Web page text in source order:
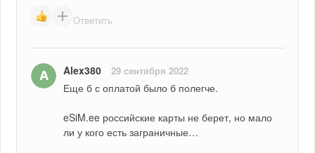
Ответить
Alex380 29 сентября 2022
Еще б с оплатой было б полегче.
eSiM.ee российские карты не берет, но мало
ли у кого есть заграничные…